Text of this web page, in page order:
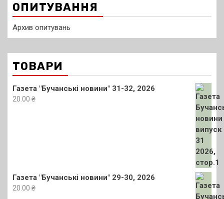
ОПИТУВАННЯ
Архив опитувань
ТОВАРИ
Газета "Бучанські новини" 31-32, 2026
20.00 ₴
Газета "Бучанські новини" 29-30, 2026
20.00 ₴